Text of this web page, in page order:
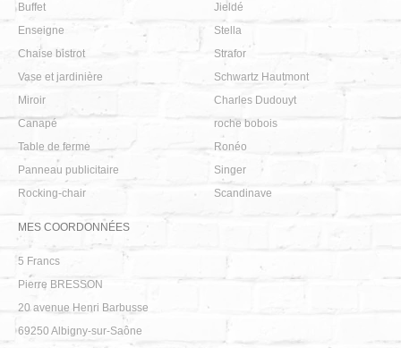
Buffet
Enseigne
Chaise bistrot
Vase et jardinière
Miroir
Canapé
Table de ferme
Panneau publicitaire
Rocking-chair
Jieldé
Stella
Strafor
Schwartz Hautmont
Charles Dudouyt
roche bobois
Ronéo
Singer
Scandinave
MES COORDONNÉES
5 Francs
Pierre BRESSON
20 avenue Henri Barbusse
69250 Albigny-sur-Saône